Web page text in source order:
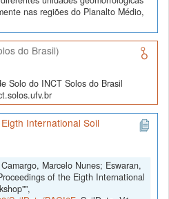
nas regiões do Planalto Médio,
do Brasil)
Solo do INCT Solos do Brasil
International Soil
Marcelo Nunes; Eswaran,
of the Eigth International